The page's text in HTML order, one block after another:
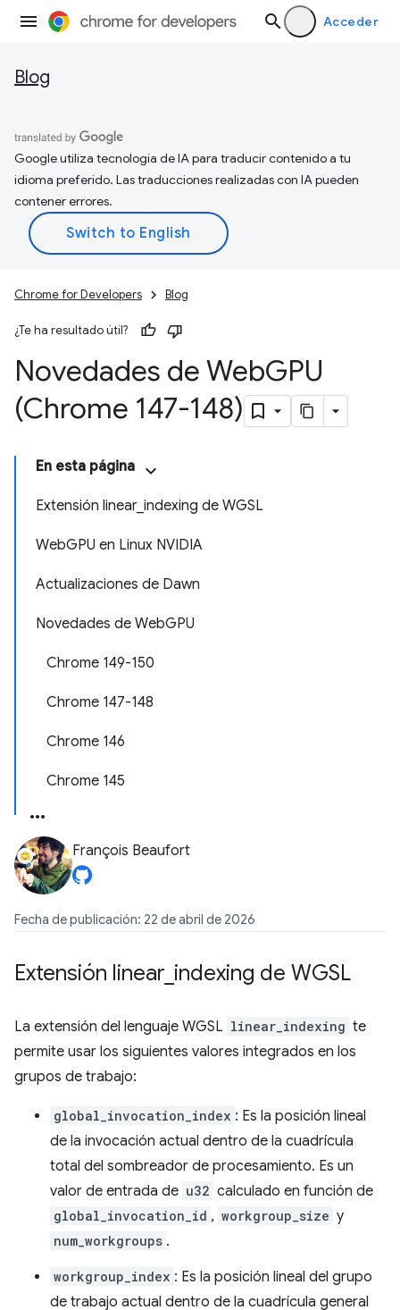
Acceder
Blog
Google utiliza tecnología de IA para traducir contenido a tu
idioma preferido. Las traducciones realizadas con IA pueden
contener errores.
Chrome for Developers Blog
¿Te ha resultado útil?
Novedades de WebGPU
(Chrome 147-148)
En esta página
Extensión linear_indexing de WGSL
WebGPU en Linux NVIDIA
Actualizaciones de Dawn
Novedades de WebGPU
Chrome 149-150
Chrome 147-148
Chrome 146
Chrome 145
François Beaufort
Fecha de publicación: 22 de abril de 2026
Extensión linear indexing de WGSL
La extensión del lenguaje WGSL linear_indexing te
permite usar los siguientes valores integrados en los
grupos de trabajo:
global_invocation_index : Es la posición lineal
de la invocación actual dentro de la cuadrícula
total del sombreador de procesamiento. Es un
valor de entrada de u32 calculado en función de
global_invocation_id , workgroup_size y
num_workgroups .
workgroup_index : Es la posición lineal del grupo
de trabajo actual dentro de la cuadrícula general